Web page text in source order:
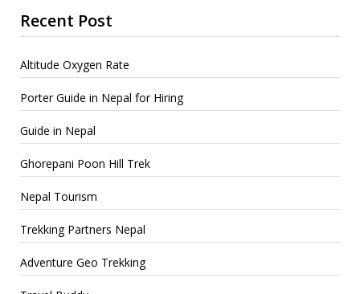
Recent Post
Altitude Oxygen Rate
Porter Guide in Nepal for Hiring
Guide in Nepal
Ghorepani Poon Hill Trek
Nepal Tourism
Trekking Partners Nepal
Adventure Geo Trekking